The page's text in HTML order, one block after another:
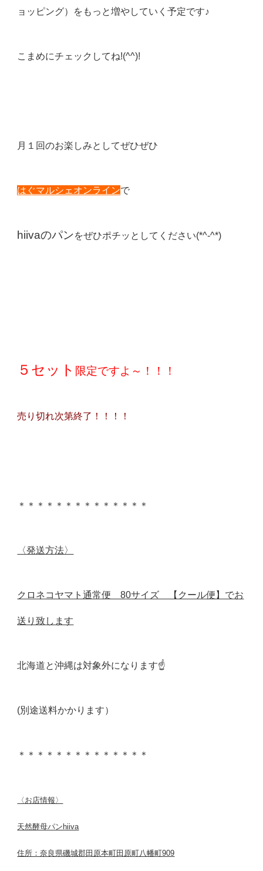
ョッピング）をもっと増やしていく予定です♪
こまめにチェックしてね!(^^)!
月１回のお楽しみとしてぜひぜひ
はぐマルシェオンラインで
hiivaのパンをぜひポチッとしてください(*^-^*)
５セット 限定ですよ～！！！
売り切れ次第終了！！！！
＊＊＊＊＊＊＊＊＊＊＊＊＊＊
〈発送方法〉
クロネコヤマト通常便 80サイズ 【クール便】でお
送り致します
北海道と沖縄は対象外になります☝️
(別途送料かかります）
＊＊＊＊＊＊＊＊＊＊＊＊＊＊
〈お店情報〉
天然酵母パンhiiva
住所：奈良県磯城郡田原本町田原町八幡町909